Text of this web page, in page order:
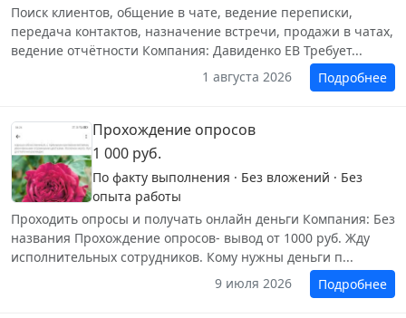
Поиск клиентов, общение в чате, ведение переписки,
передача контактов, назначение встречи, продажи в чатах,
ведение отчëтности Компания: Давиденко ЕВ Требует...
1 августа 2026
Подробнее
Прохождение опросов
1 000 руб.
По факту выполнения · Без вложений · Без
опыта работы
Проходить опросы и получать онлайн деньги Компания: Без
названия Прохождение опросов- вывод от 1000 руб. Жду
исполнительных сотрудников. Кому нужны деньги п...
9 июля 2026
Подробнее